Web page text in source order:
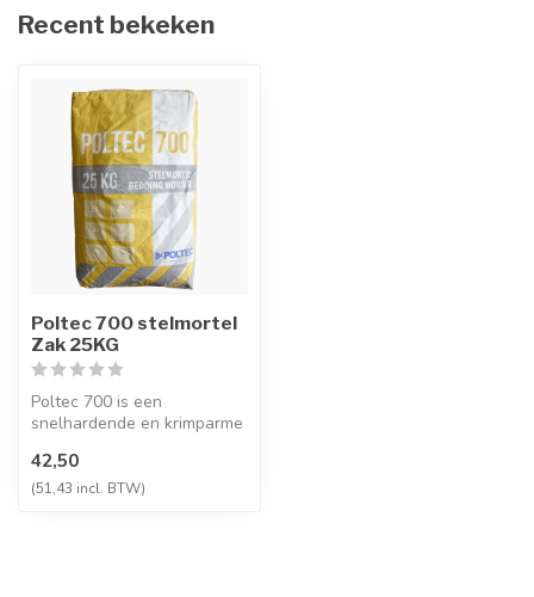
Recent bekeken
Poltec 700 stelmortel
Zak 25KG
Poltec 700 is een
snelhardende en krimparme
voor het...
42,50
(51,43 incl. BTW)